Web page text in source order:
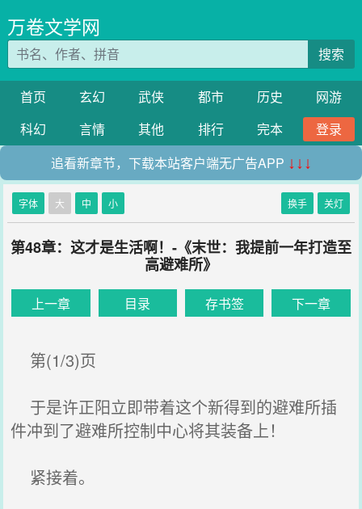
万卷文学网
搜索
首页 玄幻 武侠 都市 历史
网游
科幻
言情 其他 排行 完本
登录
追看新章节，下载本站客户端无广告APP ↓↓↓
字体 大 中 小 换手 关灯
第48章：这才是生活啊！-《末世：我提前一年打造至
高避难所》
上一章 目录 存书签 下一章
第(1/3)页
于是许正阳立即带着这个新得到的避难所插
件冲到了避难所控制中心将其装备上！
紧接着。